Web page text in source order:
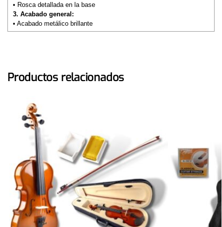
• Rosca detallada en la base
3. Acabado general:
• Acabado metálico brillante
Productos relacionados